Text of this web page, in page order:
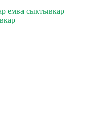
емва сыктывкар